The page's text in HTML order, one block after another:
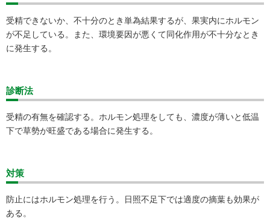
受精できないか、不十分のとき単為結果するが、果実内にホルモン
が不足している。また、環境要因が悪くて同化作用が不十分なとき
に発生する。
診断法
受精の有無を確認する。ホルモン処理をしても、濃度が薄いと低温
下で草勢が旺盛である場合に発生する。
対策
防止にはホルモン処理を行う。日照不足下では適度の摘葉も効果が
ある。